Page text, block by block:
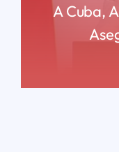
A Cuba,